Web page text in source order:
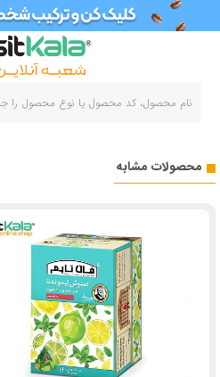
محصولات مشابه